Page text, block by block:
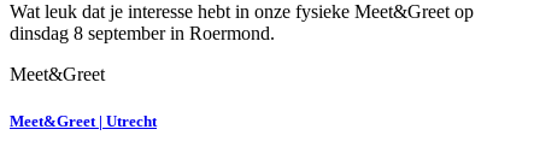
Wat leuk dat je interesse hebt in onze fysieke Meet&Greet op
dinsdag 8 september in Roermond.
Meet&Greet
Meet&Greet | Utrecht